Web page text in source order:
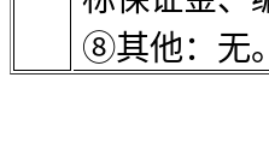
⑧其他： 无。